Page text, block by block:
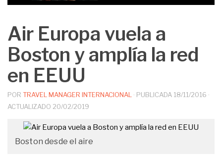
Air Europa vuela a
Boston y amplía la red
en EEUU
POR TRAVEL MANAGER INTERNACIONAL · PUBLICADA 18/11/2016 ·
ACTUALIZADO 20/02/2019
Boston desde el aire